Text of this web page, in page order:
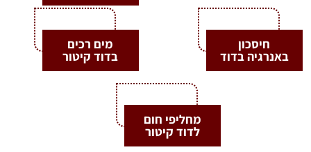
חיסכון
באנרגיה בדוד
מים רכים
בדוד קיטור
מחליפי חום
לדוד קיטור